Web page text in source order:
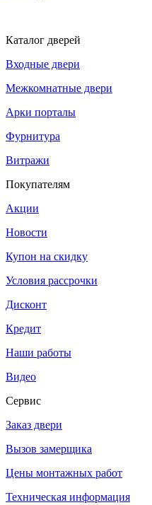
Каталог дверей
Входные двери
Межкомнатные двери
Арки порталы
Фурнитура
Витражи
Покупателям
Акции
Новости
Купон на скидку
Условия рассрочки
Дисконт
Кредит
Наши работы
Видео
Сервис
Заказ двери
Вызов замерщика
Цены монтажных работ
Техническая информация